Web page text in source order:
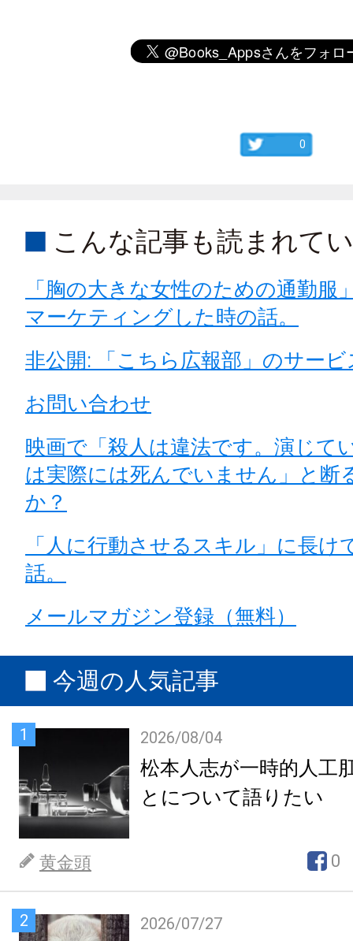
0
こんな記事も読まれて
「胸の大きな女性のための通勤服
マーケティングした時の話。
非公開: 「こちら広報部」のサー
お問い合わせ
映画で「殺人は違法です。演じて
は実際には死んでいません」と断
か？
「人に行動させるスキル」に長け
話。
メールマガジン登録（無料）
今週の人気記事
1 2026/08/04
松本人志が一時的人工
とについて語りたい
黄金頭 0
2 2026/07/27